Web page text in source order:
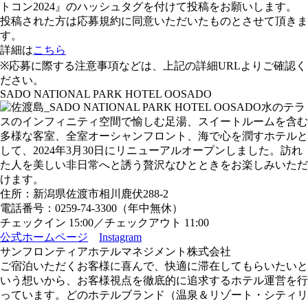
トコン2024』のハッシュタグを付けて投稿をお願いします。
投稿された方は応募規約に同意いただいたものとさせて頂きま
す。
詳細はこちら
※応募に際する注意事項などは、上記の詳細URLよりご確認く
ださい。
SADO NATIONAL PARK HOTEL OOSADO
水のテラ
スのインフィニティ空間で愉しむ足湯、スイートルームを含む
多様な客室、全室オーシャンフロント、海で心を潤すホテルと
して、2024年3⽉30⽇にリニューアルオープンしました。訪れ
た人を美しい⾮⽇常へと誘う贅沢なひとときをお楽しみいただ
けます。
住所：新潟県佐渡市相川⿅伏288-2
電話番号：0259-74-3300（年中無休）
チェックイン 15:00／チェックアウト 11:00
公式ホームページ
Instagram
サンフロンティアホテルマネジメント株式会社
ご宿泊いただくお客様に喜んで、快適に滞在してもらいたいと
いう想いから、お客様視点を徹底的に追求するホテル運営を⾏
っています。どのホテルブランド（温泉＆リゾート・シティリ